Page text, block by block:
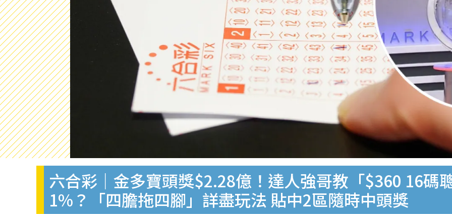
六合彩｜金多寶頭獎$2.28億！達人強哥教「$360 16碼
1%？「四膽拖四腳」詳盡玩法 貼中2區隨時中頭獎